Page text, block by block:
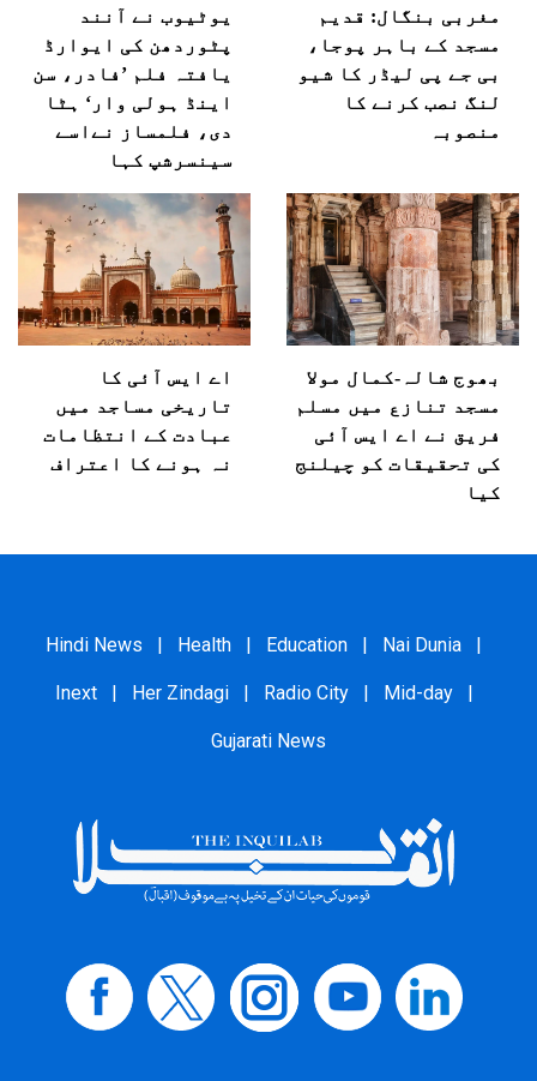
مغربی بنگال: قدیم
مسجد کے باہر پوجا،
بی جے پی لیڈر کا شیو
لنگ نصب کرنے کا
منصوبہ
یوٹیوب نے آنند
پٹوردھن کی ایوارڈ
یافتہ فلم ’فادر، سن
اینڈ ہولی وار‘ ہٹا
دی، فلمساز نےاسے
سینسرشپ کہا
بھوج شالہ-کمال مولا
مسجد تنازع میں مسلم
فریق نے اے ایس آئی
کی تحقیقات کو چیلنج
کیا
اے ایس آئی کا
تاریخی مساجد میں
عبادت کے انتظامات
نہ ہونے کا اعتراف
Hindi News | Health | Education | Nai Dunia |
Inext | Her Zindagi | Radio City | Mid-day |
Gujarati News